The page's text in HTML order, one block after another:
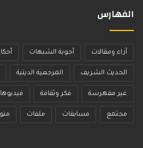
الفهارس
آراء ومقالات أجوبة الشبهات
الحديث الشريف المرجعية الدينية
غير مفهرسة فكر وثقافة
مجتمع مسابقات ملفات